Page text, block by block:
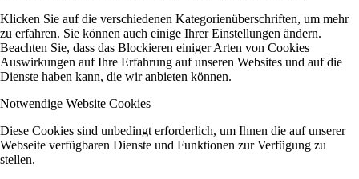
Klicken Sie auf die verschiedenen Kategorienüberschriften, um mehr
zu erfahren. Sie können auch einige Ihrer Einstellungen ändern.
Beachten Sie, dass das Blockieren einiger Arten von Cookies
Auswirkungen auf Ihre Erfahrung auf unseren Websites und auf die
Dienste haben kann, die wir anbieten können.
Notwendige Website Cookies
Diese Cookies sind unbedingt erforderlich, um Ihnen die auf unserer
Webseite verfügbaren Dienste und Funktionen zur Verfügung zu
stellen.